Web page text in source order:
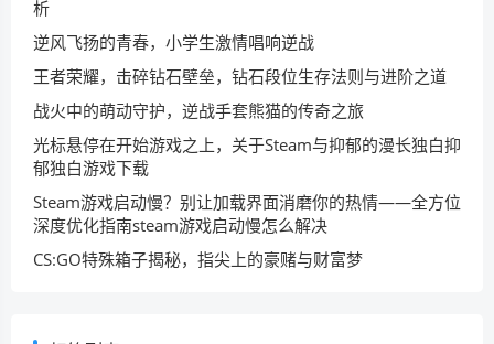
析
逆风飞扬的青春，小学生激情唱响逆战
王者荣耀，击碎钻石壁垒，钻石段位生存法则与进阶之道
战火中的萌动守护，逆战手套熊猫的传奇之旅
光标悬停在开始游戏之上，关于Steam与抑郁的漫长独白抑
郁独白游戏下载
Steam游戏启动慢？别让加载界面消磨你的热情——全方位
深度优化指南steam游戏启动慢怎么解决
CS:GO特殊箱子揭秘，指尖上的豪赌与财富梦